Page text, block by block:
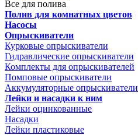
Все для полива
Полив для комнатных цветов
Насосы
Опрыскиватели
Курковые опрыскиватели
Гидравлические опрыскиватели
Комплекты для опрыскивателей
Помповые опрыскиватели
Аккумуляторные опрыскиватели
Лейки и насадки к ним
Лейки оцинкованные
Насадки
Лейки пластиковые